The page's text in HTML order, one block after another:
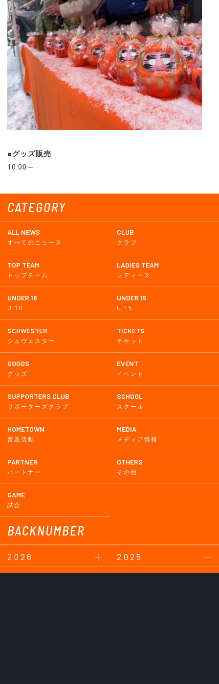
CATEGORY
ALL NEWS
すべてのニュース
CLUB
クラブ
TOP TEAM
トップチーム
LADIES TEAM
レディース
UNDER 18
U-18
UNDER 15
U-15
SCHWESTER
シュヴェスター
TICKETS
チケット
GOODS
グッズ
EVENT
イベント
SUPPORTERS CLUB
サポーターズクラブ
SCHOOL
スクール
HOMETOWN
普及活動
MEDIA
メディア情報
PARTNER
パートナー
OTHERS
その他
GAME
試合
BACKNUMBER
2026
2025
■グッズ販売
10:00～